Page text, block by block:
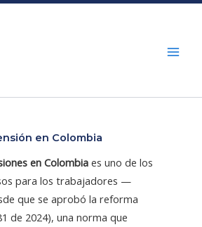
en Colombia
en Colombia es uno de los
para los trabajadores —
que se aprobó la reforma
de 2024), una norma que